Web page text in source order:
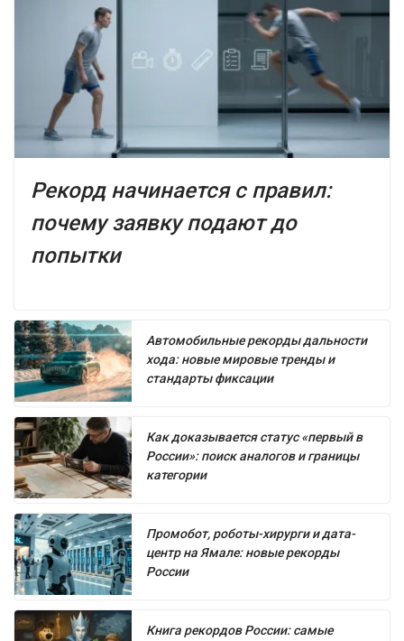
Рекорд начинается с правил:
почему заявку подают до
попытки
Автомобильные рекорды дальности
хода: новые мировые тренды и
стандарты фиксации
Как доказывается статус «первый в
России»: поиск аналогов и границы
категории
Промобот, роботы-хирурги и дата-
центр на Ямале: новые рекорды
России
Книга рекордов России: самые